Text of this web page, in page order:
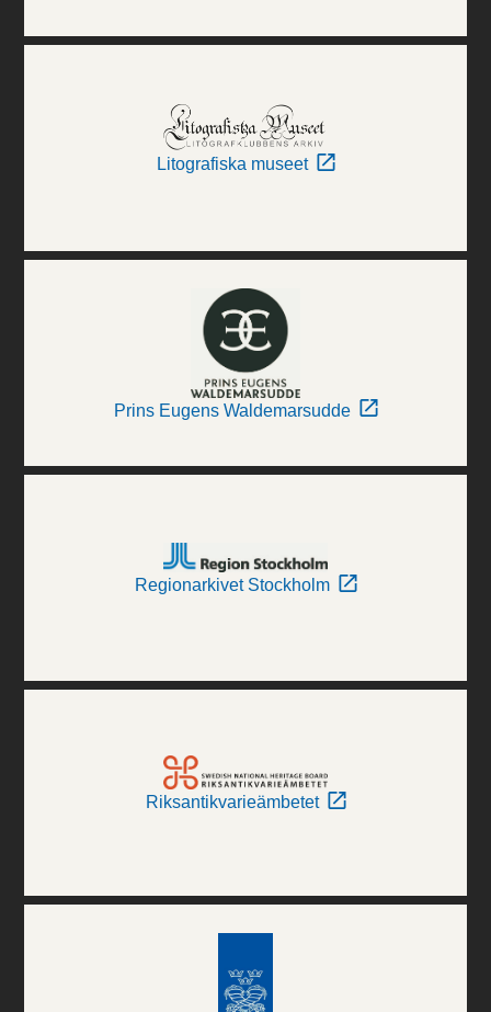
Litografiska museet
Prins Eugens Waldemarsudde
Regionarkivet Stockholm
Riksantikvarieämbetet